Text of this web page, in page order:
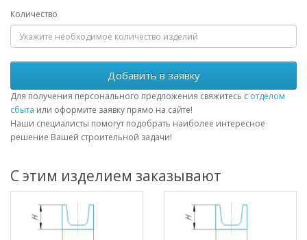
Количество
Добавить в заявку
Для получения персонального предложения свяжитесь с отделом
сбыта или оформите заявку прямо на сайте!
Наши специалисты помогут подобрать наиболее интересное
решение Вашей строительной задачи!
С этим изделием заказывают